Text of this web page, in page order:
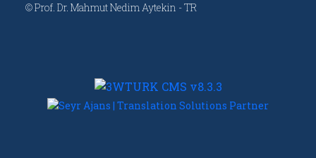
©Prof. Dr. Mahmut Nedim Aytekin - TR